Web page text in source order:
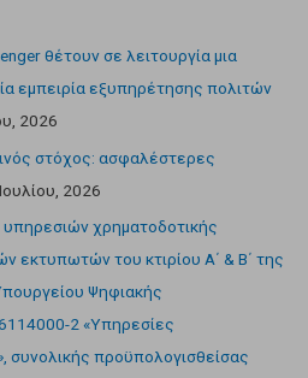
θέτουν σε λειτουργία μια
εμπειρία εξυπηρέτησης πολιτών
2026
στόχος: ασφαλέστερες
2026
χρηματοδοτικής
εκτυπωτών του κτιρίου Α΄ & Β΄ της
Ψηφιακής
2 «Υπηρεσίες
συνολικής προϋπολογισθείσας